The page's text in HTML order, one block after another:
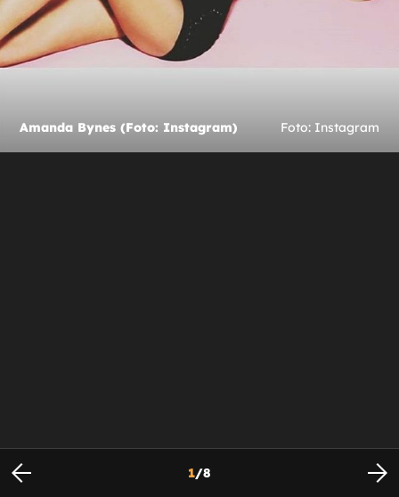
Amanda Bynes (Foto: Instagram) Foto: Instagram
1/8